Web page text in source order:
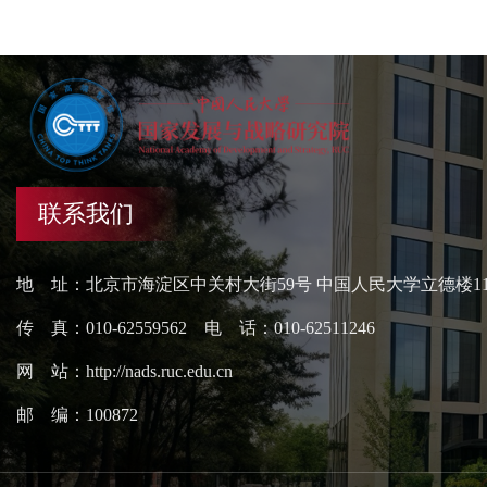
联系我们
地 址：北京市海淀区中关村大街59号 中国人民大学立德楼
传 真：010-62559562 电 话：010-62511246
网 站：http://nads.ruc.edu.cn
邮 编：100872